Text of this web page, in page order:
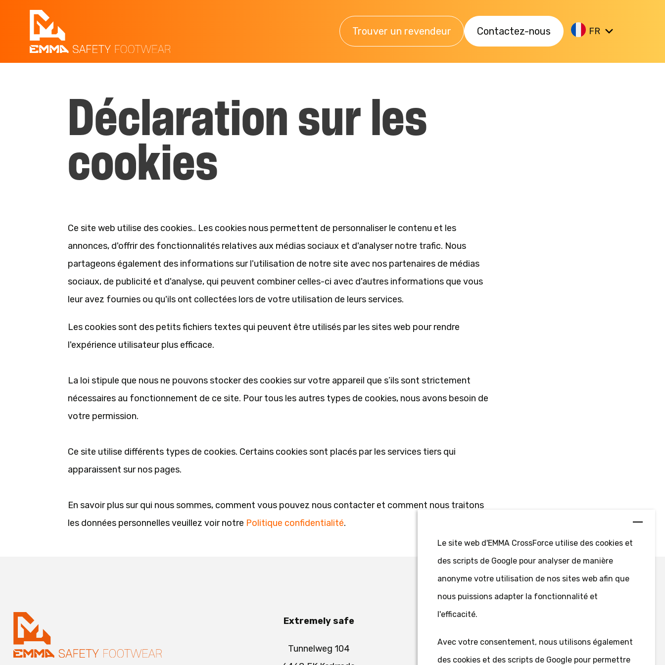
Le site web d'EMMA CrossForce utilise des cookies et
des scripts de Google pour analyser de manière
anonyme votre utilisation de nos sites web afin que
nous puissions adapter la fonctionnalité et
l'efficacité.
Avec votre consentement, nous utilisons également
des cookies et des scripts de Google pour permettre
Trouver un revendeur Contactez-nous FR
Déclaration sur les
cookies
Ce site web utilise des cookies.. Les cookies nous permettent de personnaliser le contenu et les
annonces, d'offrir des fonctionnalités relatives aux médias sociaux et d'analyser notre trafic. Nous
partageons également des informations sur l'utilisation de notre site avec nos partenaires de médias
sociaux, de publicité et d'analyse, qui peuvent combiner celles-ci avec d'autres informations que vous
leur avez fournies ou qu'ils ont collectées lors de votre utilisation de leurs services.
Les cookies sont des petits fichiers textes qui peuvent être utilisés par les sites web pour rendre
l'expérience utilisateur plus efficace.
La loi stipule que nous ne pouvons stocker des cookies sur votre appareil que s’ils sont strictement
nécessaires au fonctionnement de ce site. Pour tous les autres types de cookies, nous avons besoin de
votre permission.
Ce site utilise différents types de cookies. Certains cookies sont placés par les services tiers qui
apparaissent sur nos pages.
En savoir plus sur qui nous sommes, comment vous pouvez nous contacter et comment nous traitons
les données personnelles veuillez voir notre Politique confidentialité.
Extremely safe
Tunnelweg 104